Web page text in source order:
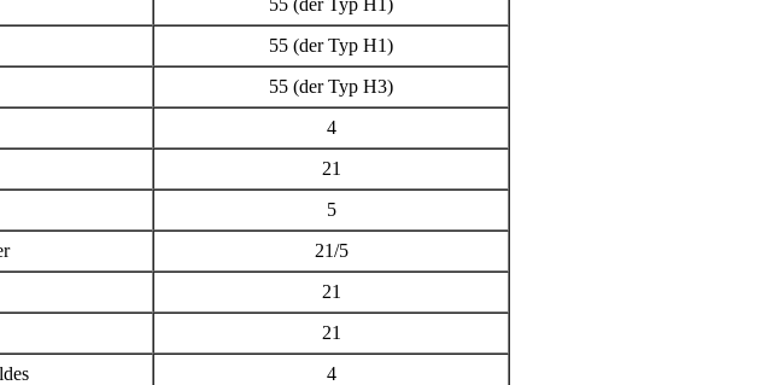
55 (der Typ Н1)
55 (der Typ Н3)
4
21
5
21/5
21
21
4